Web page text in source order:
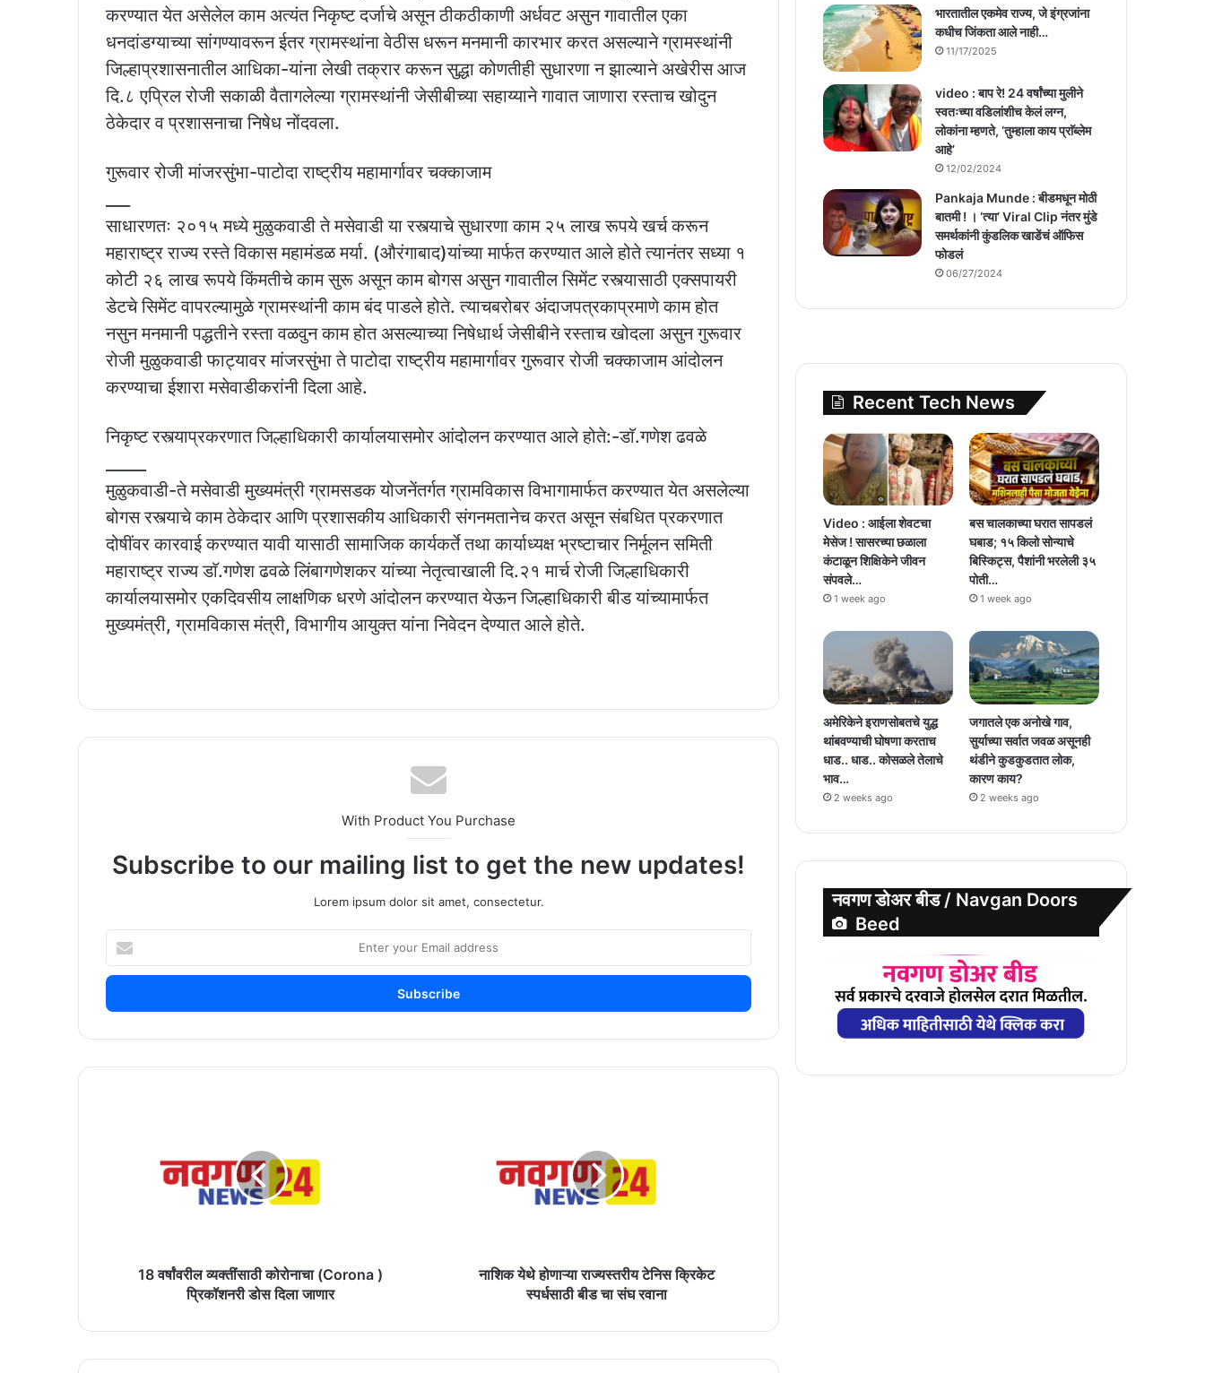
करण्यात येत असेलेल काम अत्यंत निकृष्ट दर्जाचे असून ठीकठीकाणी अर्धवट असुन गावातील एका
धनदांडग्याच्या सांगण्यावरून ईतर ग्रामस्थांना वेठीस धरून मनमानी कारभार करत असल्याने ग्रामस्थांनी
जिल्हाप्रशासनातील आधिका-यांना लेखी तक्रार करून सुद्धा कोणतीही सुधारणा न झाल्याने अखेरीस आज
दि.८ एप्रिल रोजी सकाळी वैतागलेल्या ग्रामस्थांनी जेसीबीच्या सहाय्याने गावात जाणारा रस्ताच खोदुन
ठेकेदार व प्रशासनाचा निषेध नोंदवला.
गुरूवार रोजी मांजरसुंभा-पाटोदा राष्ट्रीय महामार्गावर चक्काजाम
साधारणतः २०१५ मध्ये मुळुकवाडी ते मसेवाडी या रस्त्याचे सुधारणा काम २५ लाख रूपये खर्च करून
महाराष्ट्र राज्य रस्ते विकास महामंडळ मर्या. (औरंगाबाद)यांच्या मार्फत करण्यात आले होते त्यानंतर सध्या १
कोटी २६ लाख रूपये किंमतीचे काम सुरू असून काम बोगस असुन गावातील सिमेंट रस्त्यासाठी एक्सपायरी
डेटचे सिमेंट वापरल्यामुळे ग्रामस्थांनी काम बंद पाडले होते. त्याचबरोबर अंदाजपत्रकाप्रमाणे काम होत
नसुन मनमानी पद्धतीने रस्ता वळवुन काम होत असल्याच्या निषेधार्थ जेसीबीने रस्ताच खोदला असुन गुरूवार
रोजी मुळुकवाडी फाट्यावर मांजरसुंभा ते पाटोदा राष्ट्रीय महामार्गावर गुरूवार रोजी चक्काजाम आंदोलन
करण्याचा ईशारा मसेवाडीकरांनी दिला आहे.
निकृष्ट रस्त्याप्रकरणात जिल्हाधिकारी कार्यालयासमोर आंदोलन करण्यात आले होते:-डाॅ.गणेश ढवळे
मुळुकवाडी-ते मसेवाडी मुख्यमंत्री ग्रामसडक योजनेंतर्गत ग्रामविकास विभागामार्फत करण्यात येत असलेल्या
बोगस रस्त्याचे काम ठेकेदार आणि प्रशासकीय आधिकारी संगनमतानेच करत असून संबधित प्रकरणात
दोषींवर कारवाई करण्यात यावी यासाठी सामाजिक कार्यकर्ते तथा कार्याध्यक्ष भ्रष्टाचार निर्मूलन समिती
महाराष्ट्र राज्य डाॅ.गणेश ढवळे लिंबागणेशकर यांच्या नेतृत्वाखाली दि.२१ मार्च रोजी जिल्हाधिकारी
कार्यालयासमोर एकदिवसीय लाक्षणिक धरणे आंदोलन करण्यात येऊन जिल्हाधिकारी बीड यांच्यामार्फत
मुख्यमंत्री, ग्रामविकास मंत्री, विभागीय आयुक्त यांना निवेदन देण्यात आले होते.
With Product You Purchase
Subscribe to our mailing list to get the new updates!
Lorem ipsum dolor sit amet, consectetur.
your
Email
18 वर्षांवरील व्यक्तींसाठी कोरोनाचा (Corona )
प्रिकॉशनरी डोस दिला जाणार
नाशिक येथे होणाऱ्या राज्यस्तरीय टेनिस क्रिकेट
स्पर्धसाठी बीड चा संघ रवाना
भारतातील एकमेव राज्य, जे इंग्रजांना
कधीच जिंकता आले नाही…
11/17/2025
video : बाप रे! 24 वर्षांच्या मुलीने
स्वतःच्या वडिलांशीच केलं लग्न,
लोकांना म्हणते, ‘तुम्हाला काय प्राॅब्लेम
आहे’
12/02/2024
Pankaja Munde : बीडमधून मोठी
बातमी ! । ‘त्या’ Viral Clip नंतर मुंडे
समर्थकांनी कुंडलिक खाडेंचं ऑफिस
फोडलं
06/27/2024
Recent Tech News
Video : आईला शेवटचा
मेसेज ! सासरच्या छळाला
कंटाळून शिक्षिकेने जीवन
संपवले…
1 week ago
बस चालकाच्या घरात सापडलं
घबाड; १५ किलो सोन्याचे
बिस्किट्स, पैशांनी भरलेली ३५
पोती…
1 week ago
अमेरिकेने इराणसोबतचे युद्ध
थांबवण्याची घोषणा करताच
धाड.. धाड.. कोसळले तेलाचे
भाव…
2 weeks ago
जगातले एक अनोखे गाव,
सुर्याच्या सर्वात जवळ असूनही
थंडीने कुडकुडतात लोक,
कारण काय?
2 weeks ago
नवगण डोअर बीड / Navgan Doors
Beed